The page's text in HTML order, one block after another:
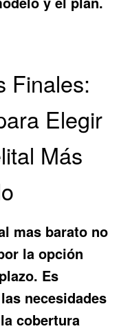
Finales:
Elegir
Más
mas barato no
la opción
Es
necesidades
cobertura